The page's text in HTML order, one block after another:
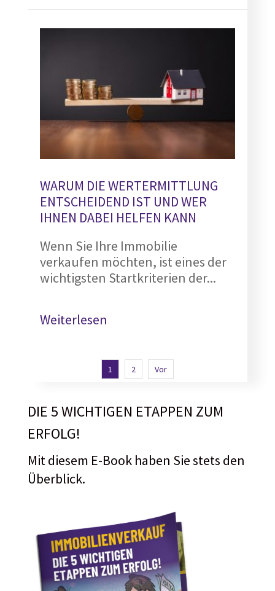
WARUM DIE WERTERMITTLUNG
ENTSCHEIDEND IST UND WER
IHNEN DABEI HELFEN KANN
Wenn Sie Ihre Immobilie
verkaufen möchten, ist eines der
wichtigsten Startkriterien der...
Weiterlesen
1 2 Vor
DIE 5 WICHTIGEN ETAPPEN ZUM
ERFOLG!
Mit diesem E-Book haben Sie stets den
Überblick.